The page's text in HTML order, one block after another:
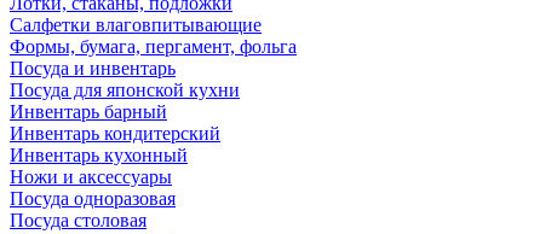
Салфетки влаговпитывающие
Формы, бумага, пергамент, фольга
Посуда и инвентарь
Посуда для японской кухни
Инвентарь барный
Инвентарь кондитерский
Инвентарь кухонный
Ножи и аксессуары
Посуда одноразовая
Посуда столовая